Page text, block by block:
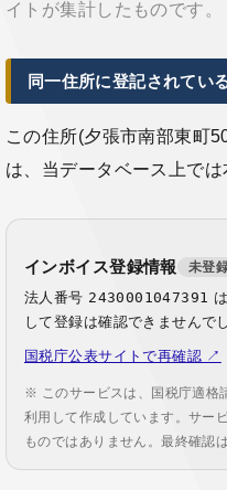
イトが集計したものです。
同一住所に登記されてい
この住所(夕張市南部東町
は、当データベース上では
インボイス登録情報 未登
法人番号 2430001047391
して登録は確認できませんで
国税庁公表サイトで再確認 ↗
※ このサービスは、国税庁適格
利用して作成しています。サー
ものではありません。最終確認